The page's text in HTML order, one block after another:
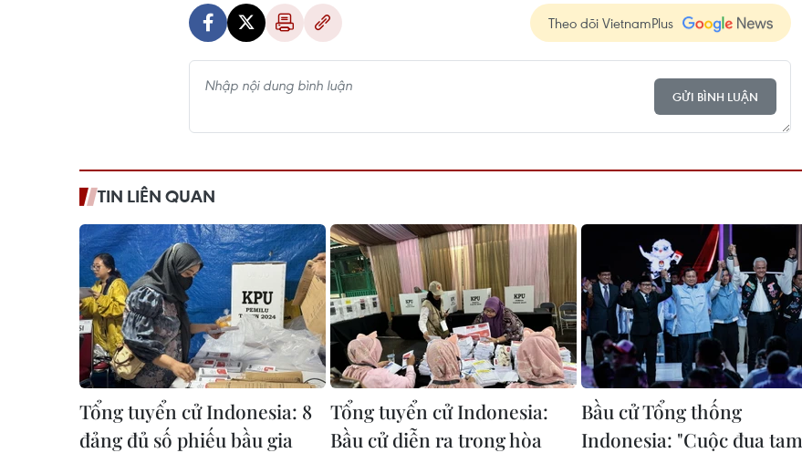
Theo dõi VietnamPlus
GỬI BÌNH LUẬN
TIN LIÊN QUAN
Tổng tuyển cử Indonesia: 8
đảng đủ số phiếu bầu gia
Tổng tuyển cử Indonesia:
Bầu cử diễn ra trong hòa
Bầu cử Tổng thống
Indonesia: "Cuộc đua tam